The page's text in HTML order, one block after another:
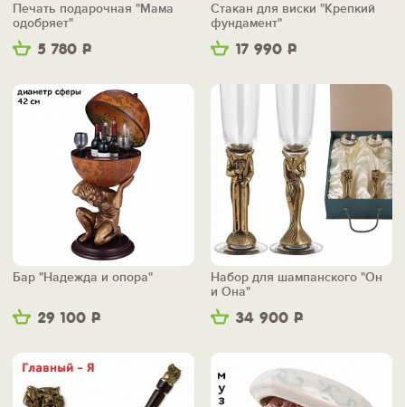
5 780 Р
Печать подарочная "Мама
одобряет"
17 990 Р
Стакан для виски "Крепкий
фундамент"
29 100 Р
Бар "Надежда и опора"
34 900 Р
Набор для шампанского "Он
и Она"